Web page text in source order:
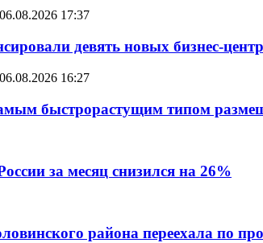
06.08.2026 17:37
девять новых бизнес-
06.08.2026 16:27
быстрорастущим типом
за месяц снизился на 26%
района переехала по